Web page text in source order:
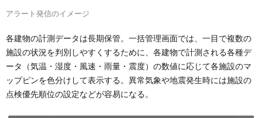
アラート発信のイメージ
各建物の計測データは長期保管。一括管理画面では、一目で複数の
施設の状況を判別しやすくするために、各建物で計測される各種デ
ータ（気温・湿度・風速・雨量・震度）の数値に応じて各施設のマ
ップピンを色分けして表示する。異常気象や地震発生時には施設の
点検優先順位の設定などが容易になる。